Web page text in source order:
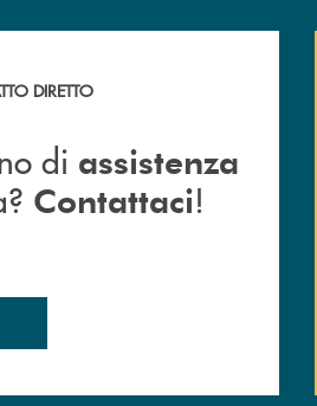
immediata? Contattaci !
DIRETTO
di assistenza
Contattaci!